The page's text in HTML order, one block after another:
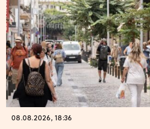
08.08.2026, 18:36